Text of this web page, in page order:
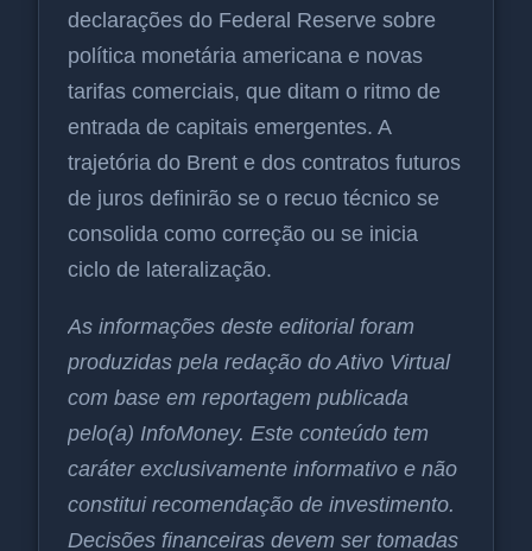
declarações do Federal Reserve sobre
política monetária americana e novas
tarifas comerciais, que ditam o ritmo de
entrada de capitais emergentes. A
trajetória do Brent e dos contratos futuros
de juros definirão se o recuo técnico se
consolida como correção ou se inicia
ciclo de lateralização.
As informações deste editorial foram
produzidas pela redação do Ativo Virtual
com base em reportagem publicada
pelo(a) InfoMoney. Este conteúdo tem
caráter exclusivamente informativo e não
constitui recomendação de investimento.
Decisões financeiras devem ser tomadas